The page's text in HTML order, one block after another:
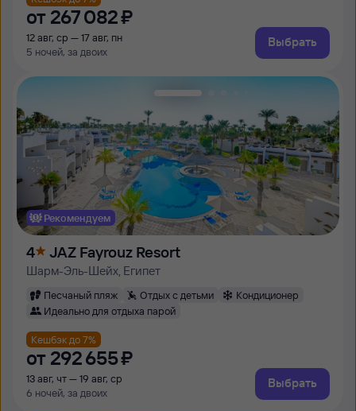
от 267 ⁠082 ⁠₽
12 авг, ср — 17 авг, пн
5 ночей, за двоих
Выбрать
Рекомендуем
4 JAZ Fayrouz Resort
Шарм-Эль-Шейх, Египет
Песчаный пляж Отдых с детьми
Кондиционер
Идеально для отдыха парой
Кешбэк до 7%
от 292 ⁠655 ⁠₽
13 авг, чт — 19 авг, ср
6 ночей, за двоих
Выбрать